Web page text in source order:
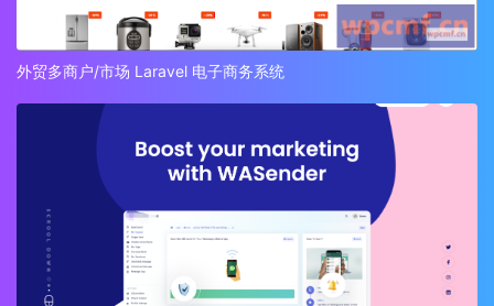
外贸多商户/市场 Laravel 电子商务系统